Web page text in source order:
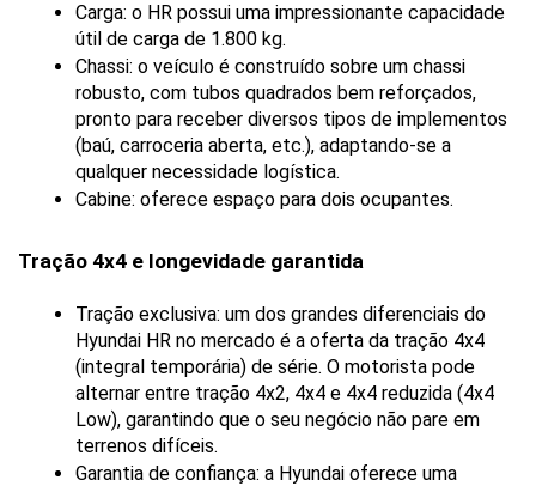
Carga: o HR possui uma impressionante capacidade
útil de carga de 1.800 kg.
Chassi: o veículo é construído sobre um chassi
robusto, com tubos quadrados bem reforçados,
pronto para receber diversos tipos de implementos
(baú, carroceria aberta, etc.), adaptando-se a
qualquer necessidade logística.
Cabine: oferece espaço para dois ocupantes.
Tração 4x4 e longevidade garantida
Tração exclusiva: um dos grandes diferenciais do
Hyundai HR no mercado é a oferta da tração 4x4
(integral temporária) de série. O motorista pode
alternar entre tração 4x2, 4x4 e 4x4 reduzida (4x4
Low), garantindo que o seu negócio não pare em
terrenos difíceis.
Garantia de confiança: a Hyundai oferece uma